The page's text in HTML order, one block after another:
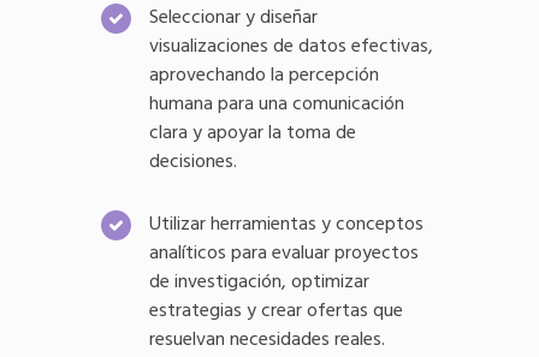
Seleccionar y diseñar
visualizaciones de datos efectivas,
aprovechando la percepción
humana para una comunicación
clara y apoyar la toma de
decisiones.
Utilizar herramientas y conceptos
analíticos para evaluar proyectos
de investigación, optimizar
estrategias y crear ofertas que
resuelvan necesidades reales.